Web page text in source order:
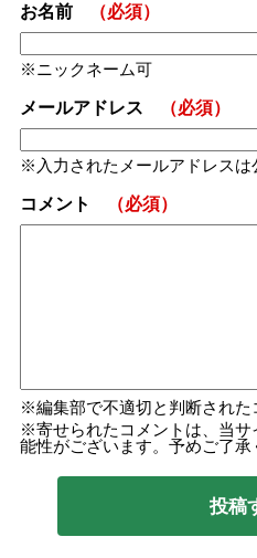
お名前 （必須）
ニックネーム可
メールアドレス （必須）
入力されたメールアドレス
コメント （必須）
編集部で不適切と判断された
寄せられたコメントは、当
能性がございます。予めご了承